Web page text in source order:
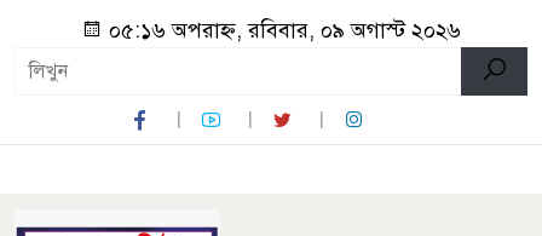
০৫:১৬ অপরাহ্ন, রবিবার, ০৯ অগাস্ট ২০২৬